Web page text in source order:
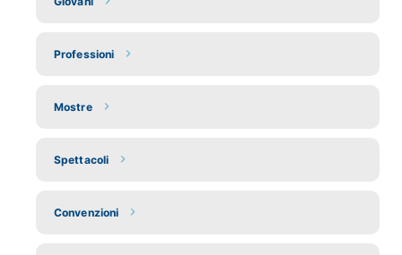
Professioni
Mostre
Spettacoli
Convenzioni